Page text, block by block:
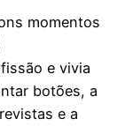
momentos
e vivia
botões, a
e a